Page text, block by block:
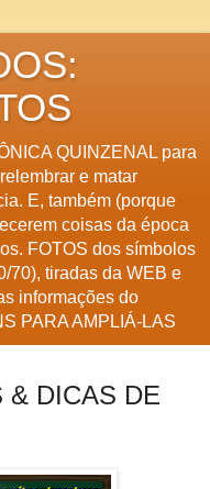
QUINZENAL para
e matar
E, também (porque
coisas da época
FOTOS dos símbolos
70), tiradas da WEB e
informações do
PARA AMPLIÁ-LAS
& DICAS DE